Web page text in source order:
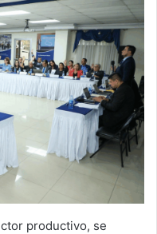
productivo, se